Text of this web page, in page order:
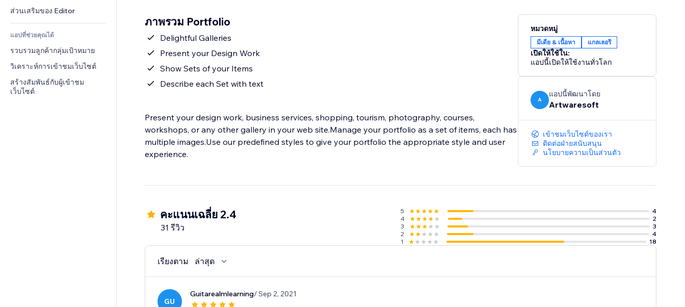
(Crowdfunding)
อาหาร & เครื่องดื่ม
เครื่องคำนวน
ค้นหา
อากาศ
แผนภูมิ & ตาราง
ชุมชน
รีวิว & การรับรอง
CRM
ส่วนเสริมของ Editor
แอปที่ช่วยคุณได้
รวบรวมลูกค้ากลุ่มเป้าหมาย
วิเคราะห์การเข้าชมเว็บไซต์
สร้างสัมพันธ์กับผู้เข้าชม
เว็บไซต์
ภาพรวม Portfolio
Delightful Galleries
Present your Design Work
Show Sets of your Items
Describe each Set with text
Present your design work, business services, shopping, tourism, photography, courses,
workshops, or any other gallery in your web site.Manage your portfolio as a set of items, each has
multiple images.Use our predefined styles to give your portfolio the appropriate style and user
หมวดหมู่
มีเดีย & เนื้อหา แกลเลอรี
เปิดให้ใช้ใน:
แอปนี้เปิดให้ใช้งานทั่วโลก
A
แอปนี้พัฒนาโดย
Artwaresoft
เข้าชมเว็บไซต์ของเรา
ติดต่อฝ่ายสนับสนุน
นโยบายความเป็นส่วนตัว
คะแนนเฉลี่ย 2.4
31 รีวิว
5
4
4
2
3
3
2
4
1
18
เรียงตาม ล่าสุด
GU
Guitarealmlearning/ Sep 2, 2021